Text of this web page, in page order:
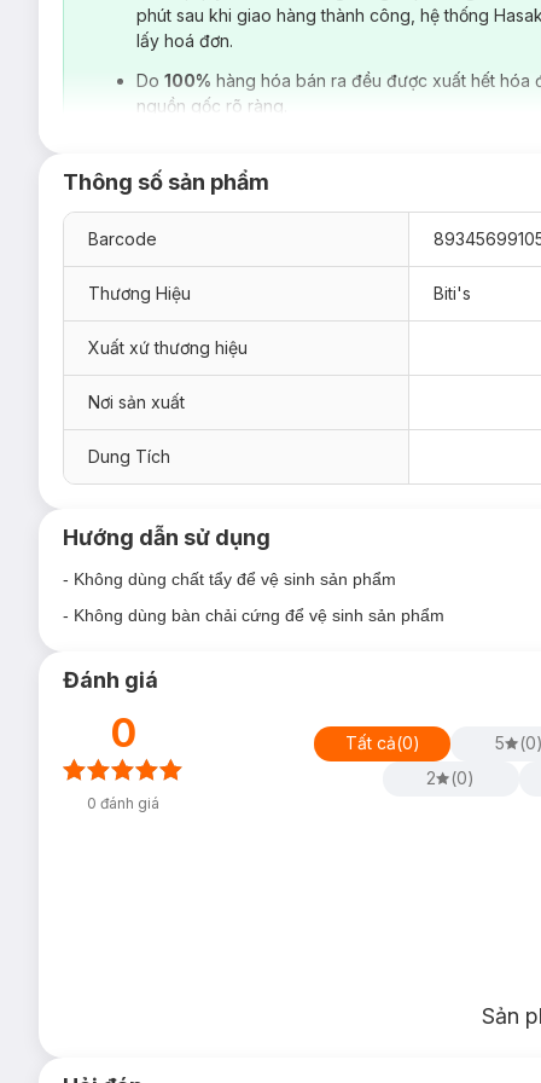
, thương hiệu ra đời từ năm 1982 và
bởi bàn tay và khối óc của người Việt phục vụ cho chính
dành cho nhiều danh xưng thú vị như: “thương hiệu quốc
Giày Búp Bê Bé Gái Biti's Con Rồng Cháu Tiên (Hồng)
mái, góp phần nâng niu đôi chân bé nhỏ của bé mà còn giúp
phút sau khi giao hàng thành công, hệ thống
lấy hoá đơn.
Do 100% hàng hóa bán ra đều được xuất hết hóa
nguồn gốc rõ ràng.
Thông số sản phẩm
Barcode
Thương Hiệu Biti's
Xuất xứ thương hiệu
Nơi sản xuất
Dung Tích
Hướng dẫn sử dụng
- Không dùng chất tẩy để vệ sinh sản phẩm
- Không dùng bàn chải cứng để vệ sinh sản phẩm
Đánh giá
0
0 đánh giá
Tất cả(0) 5 (0)
2
(0)
Sản